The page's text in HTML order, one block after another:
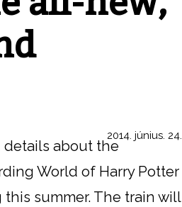
2014. június. 24.
details about the
World of Harry Potter
this summer. The train will